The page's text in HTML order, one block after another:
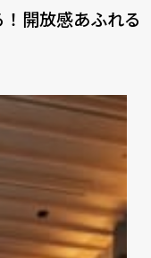
開放感あふれる